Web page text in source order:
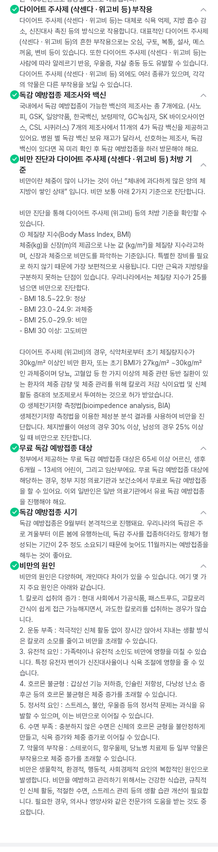
다이어트 주사제 (삭센다 · 위고비 등) 부작용
다이어트 주사제 (삭센다 · 위고비 등)는 대체로 식욕 억제, 지방 흡수 감
소, 신진대사 촉진 등의 방식으로 작용합니다. 대표적인 다이어트 주사제
(삭센다 · 위고비 등)의 흔한 부작용으로는 오심, 구토, 복통, 설사, 메스
꺼움, 변비 등이 있습니다. 또한 다이어트 주사제 (삭센다 · 위고비 등)는
사람에 따라 알레르기 반응, 우울증, 자살 충동 등도 유발할 수 있습니다.
다이어트 주사제 (삭센다 · 위고비 등) 외에도 여러 종류가 있으며, 각각
의 약물은 다른 부작용을 보일 수 있습니다.
독감 예방접종 제조사와 백신
국내에서 독감 예방접종이 가능한 백신의 제조사는 총 7개에요. (사노
피, GSK, 일양약품, 한국백신, 보령제약, GC녹십자, SK 바이오사이언
스, CSL 시퀴러스) 7개의 제조사에서 11개의 4가 독감 백신을 제공하고
있어요. 병원 별 독감 백신 보유 재고가 달라서, 선호하는 제조사, 독감
백신이 있다면 꼭 미리 확인 후 독감 예방접종을 하러 방문해야 해요.
비만 진단과 다이어트 주사제 (삭센다 · 위고비 등) 처방 기
준
비만이란 체중이 많이 나가는 것이 아닌 “체내에 과다하게 많은 양의 체
지방이 쌓인 상태” 입니다. 비만 보통 아래 2가지 기준으로 진단합니다.
비만 진단을 통해 다이어트 주사제 (위고비) 등의 처방 기준을 확인할 수
있습니다.
① 체질량 지수(Body Mass Index, BMI)
체중(kg)을 신장(m)의 제곱으로 나눈 값 (kg/m²)을 체질량 지수라고하
며, 신장과 체중으로 비만도를 파악하는 기준입니다. 특별한 장비를 필요
로 하지 않기 때문에 가장 보편적으로 사용됩니다. 다만 근육과 지방량을
구분하지 못하는 단점이 있습니다. 우리나라에서는 체질량 지수가 25를
넘으면 비만으로 진단합다.
- BMI 18.5~22.9: 정상
- BMI 23.0~24.9: 과체중
- BMI 25.0~29.9: 비만
- BMI 30 이상: 고도비만
다이어트 주사제 (위고비)의 경우, 식약처로부터 초기 체질량지수가
30kg/m² 이상인 비만 환자, 또는 초기 BMI가 27kg/m² ~30kg/m²
인 과체중이며 당뇨, 고혈압 등 한 가지 이상의 체중 관련 동반 질환이 있
는 환자의 체중 감량 및 체중 관리를 위해 칼로리 저감 식이요법 및 신체
활동 증대의 보조제로서 투여하는 것으로 허가 받았습니다.
② 생체전기저항 측정법(bioimpedence analysis, BIA)
생체전기저항 측정법을 이용한 체성분 분석 결과를 사용하여 비만을 진
단합니다. 체지방률이 여성의 경우 30% 이상, 남성의 경우 25% 이상
일 때 비만으로 진단합니다.
무료 독감 예방접종 대상
정부에서 제공하는 무료 독감 예방접종 대상은 65세 이상 어르신, 생후
6개월 ~ 13세의 어린이, 그리고 임산부에요. 무료 독감 예방접종 대상에
해당하는 경우, 정부 지정 의료기관과 보건소에서 무료로 독감 예방접종
을 할 수 있어요. 이외 일반인은 일반 의료기관에서 유료 독감 예방접종
을 진행해야 해요.
독감 예방접종 시기
독감 예방접종은 9월부터 본격적으로 진행돼요. 우리나라의 독감은 주
로 겨울부터 이른 봄에 유행하는데, 독감 주사를 접종하더라도 항체가 형
성되는 기간이 2주 정도 소요되기 때문에 늦어도 11월까지는 예방접종을
해두는 것이 좋아요.
비만의 원인
비만의 원인은 다양하며, 개인마다 차이가 있을 수 있습니다. 여기 몇 가
지 주요 원인은 아래와 같습니다.
1. 칼로리 섭취의 증가 : 현대 사회에서 가공식품, 패스트푸드, 고칼로리
간식이 쉽게 접근 가능해지면서, 과도한 칼로리를 섭취하는 경우가 많습
니다.
2. 운동 부족 : 적극적인 신체 활동 없이 장시간 앉아서 지내는 생활 방식
은 칼로리 소모를 줄이고 비만을 초래할 수 있습니다.
3. 유전적 요인 : 가족력이나 유전적 소인도 비만에 영향을 미칠 수 있습
니다. 특정 유전자 변이가 신진대사율이나 식욕 조절에 영향을 줄 수 있
습니다.
4. 호르몬 불균형 : 갑상선 기능 저하증, 인슐린 저항성, 다낭성 난소 증
후군 등의 호르몬 불균형은 체중 증가를 초래할 수 있습니다.
5. 정서적 요인 : 스트레스, 불안, 우울증 등의 정서적 문제는 과식을 유
발할 수 있으며, 이는 비만으로 이어질 수 있습니다.
6. 수면 부족 : 충분하지 않은 수면은 신체의 호르몬 균형을 불안정하게
만들고, 식욕 증가와 체중 증가로 이어질 수 있습니다.
7. 약물의 부작용 : 스테로이드, 항우울제, 당뇨병 치료제 등 일부 약물은
부작용으로 체중 증가를 초래할 수 있습니다.
비만은 생물학적, 환경적, 행동적, 사회경제적 요인의 복합적인 원인으로
발생합니다. 비만을 예방하고 관리하기 위해서는 건강한 식습관, 규칙적
인 신체 활동, 적절한 수면, 스트레스 관리 등의 생활 습관 개선이 필요합
니다. 필요한 경우, 의사나 영양사와 같은 전문가의 도움을 받는 것도 중
요합니다.